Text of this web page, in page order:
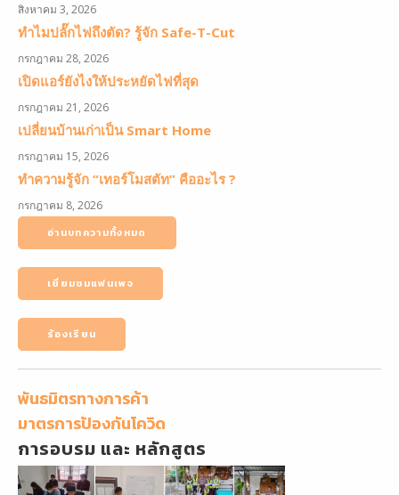
สิงหาคม 3, 2026
ทำไมปลั๊กไฟถึงตัด? รู้จัก Safe-T-Cut
กรกฎาคม 28, 2026
เปิดแอร์ยังไงให้ประหยัดไฟที่สุด
กรกฎาคม 21, 2026
เปลี่ยนบ้านเก่าเป็น Smart Home
กรกฎาคม 15, 2026
ทำความรู้จัก “เทอร์โมสตัท” คืออะไร ?
กรกฎาคม 8, 2026
อ่านบทความทั้งหมด
เยี่ยมชมแฟนเพจ
ร้องเรียน
พันธมิตรทางการค้า
มาตรการป้องกันโควิด
การอบรม และ หลักสูตร